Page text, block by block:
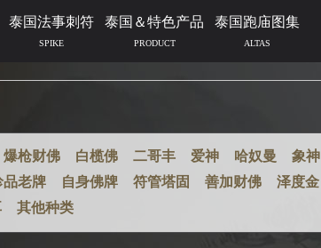
泰国法事刺符
SPIKE
泰国＆特色产品
PRODUCT
泰国跑庙图集
ALTAS
爆枪财佛 白榄佛 二哥丰 爱神 哈奴曼 象神
品老牌 自身佛牌 符管塔固 善加财佛 泽度金
其他种类